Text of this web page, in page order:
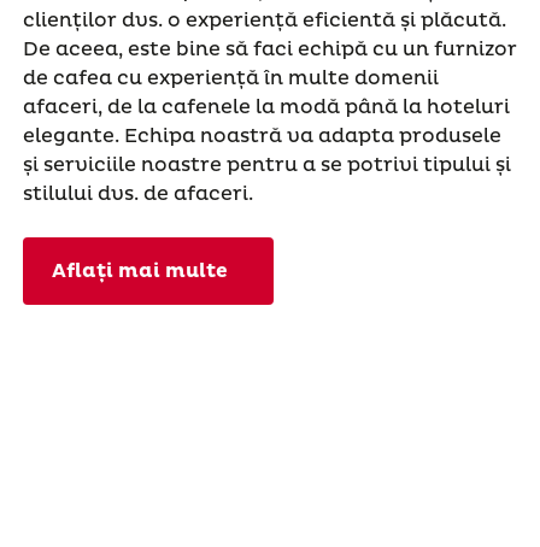
clienților dvs. o experiență eficientă și plăcută.
De aceea, este bine să faci echipă cu un furnizor
de cafea cu experiență în multe domenii
afaceri, de la cafenele la modă până la hoteluri
elegante. Echipa noastră va adapta produsele
și serviciile noastre pentru a se potrivi tipului și
stilului dvs. de afaceri.
Aflați mai multe